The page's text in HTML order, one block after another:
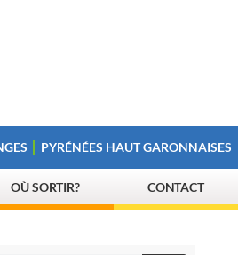
PYRÉNÉES HAUT GARONNAISES
OÙ SORTIR? CONTACT